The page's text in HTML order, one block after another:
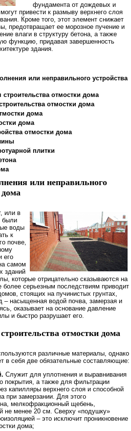
фундамента от дождевых и
привести к размыву верхнего слоя
Кроме того, этот элемент снижает
предотвращает ее морозное пучение и
влаги в структуру бетона, а также
функцию, придавая завершенность
здания.
или неправильного устройства
строительства отмостки дома
отмостки дома
дома
дома
отмостки дома
плитки
или неправильного
дома
или в
были
воды
к
почве,
его
самом
зданий
которые отрицательно сказываются на
более серьезным последствиям приводит
стоящих на пучинистых грунтах,
– насыщенная водой почва, замерзая и
оказывает на основание давление
и быстро разрушает его.
отмостки дома
различные материалы, однако
в себя две обязательные составляющие:
Служит для уплотнения и выравнивания
покрытия, а также для фильтрации
капилляры верхнего слоя и способной
при замерзании. Для этого
мелкофракционный щебень,
не менее 20 см. Сверху «подушку»
– это исключит проникновение
дома;